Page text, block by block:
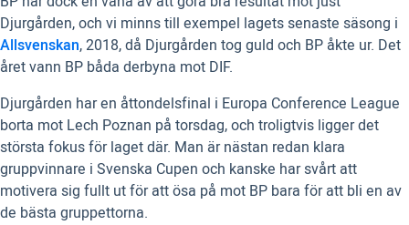
Djurgården, och vi minns till exempel lagets senaste säsong i
Allsvenskan, 2018, då Djurgården tog guld och BP åkte ur. Det
året vann BP båda derbyna mot DIF.
Djurgården har en åttondelsfinal i Europa Conference League
borta mot Lech Poznan på torsdag, och troligtvis ligger det
största fokus för laget där. Man är nästan redan klara
gruppvinnare i Svenska Cupen och kanske har svårt att
motivera sig fullt ut för att ösa på mot BP bara för att bli en av
de bästa gruppettorna.